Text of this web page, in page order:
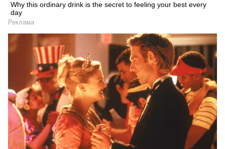
Why this ordinary drink is the secret to feeling your best every
day
Реклама